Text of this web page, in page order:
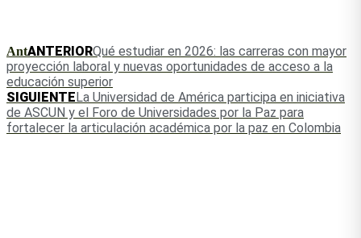
AntANTERIORQué estudiar en 2026: las carreras con mayor
proyección laboral y nuevas oportunidades de acceso a la
educación superior
SIGUIENTELa Universidad de América participa en iniciativa
de ASCUN y el Foro de Universidades por la Paz para
fortalecer la articulación académica por la paz en Colombia